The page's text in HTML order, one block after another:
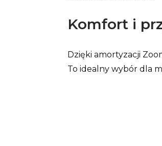
Komfort i
Dzięki amortyzacji
To idealny wybór dla